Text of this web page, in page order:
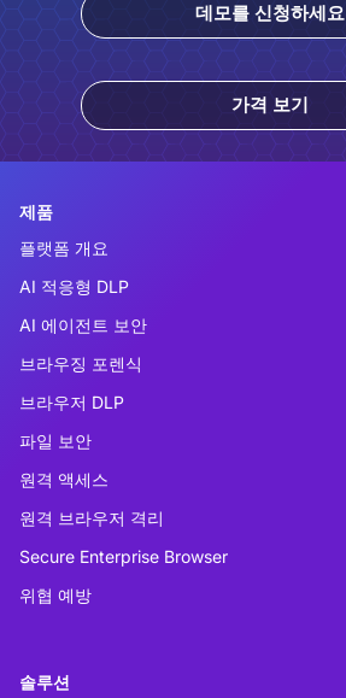
데모를 신청하세요
가격 보기
제품
플랫폼 개요
AI 적응형 DLP
AI 에이전트 보안
브라우징 포렌식
브라우저 DLP
파일 보안
원격 액세스
원격 브라우저 격리
Secure Enterprise Browser
위협 예방
솔루션